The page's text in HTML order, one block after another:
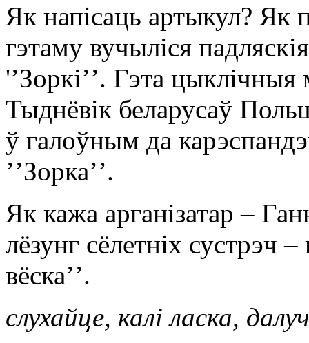
Як напісаць артыкул? Як
гэтаму вучыліся
'ʼЗоркіʼʼ. Гэта
Тыднёвік беларусаў
ў галоўным да
ʼʼЗоркаʼʼ.
Як кажа арганізатар –
лёзунг сёлетніх сустрэч
вёскаʼʼ.
слухайце, калі ласка,